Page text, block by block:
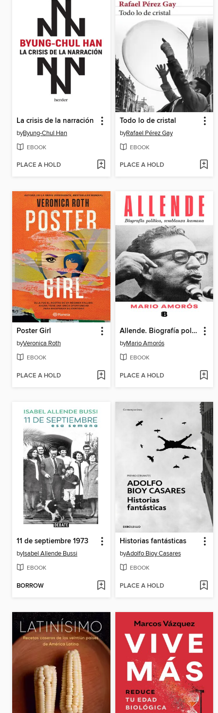
La crisis de la narración
byByung-Chul Han
EBOOK
PLACE A HOLD
Todo lo de cristal
byRafael Pérez Gay
EBOOK
PLACE A HOLD
Poster Girl
byVeronica Roth
EBOOK
PLACE A HOLD
Allende. Biografía política, semblanza humana.
byMario Amorós
EBOOK
PLACE A HOLD
11 de septiembre 1973
byIsabel Allende Bussi
EBOOK
BORROW
Historias fantásticas
byAdolfo Bioy Casares
EBOOK
PLACE A HOLD